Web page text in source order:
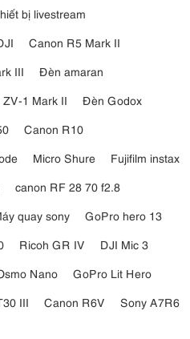
bị livestream
Canon R5 Mark II
III
Đèn amaran
ZV-1 Mark II
Đèn Godox
Canon R10
Micro Shure
Fujifilm instax
canon RF 28 70 f2.8
quay sony
GoPro hero 13
Ricoh GR IV
DJI Mic 3
Nano
GoPro Lit Hero
III Canon R6V
Sony A7R6